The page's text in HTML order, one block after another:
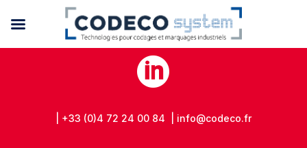

| +33 (0)4 72 24 00 84 | info@codeco.fr